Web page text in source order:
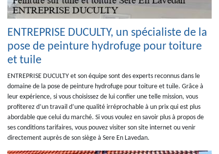
ENTREPRISE DUCULTY, un spécialiste de la
pose de peinture hydrofuge pour toiture
et tuile
ENTREPRISE DUCULTY et son équipe sont des experts reconnus dans le
domaine de la pose de peinture hydrofuge pour toiture et tuile. Grâce à
leur expérience, si vous choisissez de lui confier une telle mission, vous
profiterez d’un travail d’une qualité irréprochable à un prix qui est plus
abordable que celui du marché. Si vous voulez en savoir plus à propos de
ses conditions tarifaires, vous pouvez visiter son site internet ou venir
directement auprès de son siège à Sere En Lavedan.